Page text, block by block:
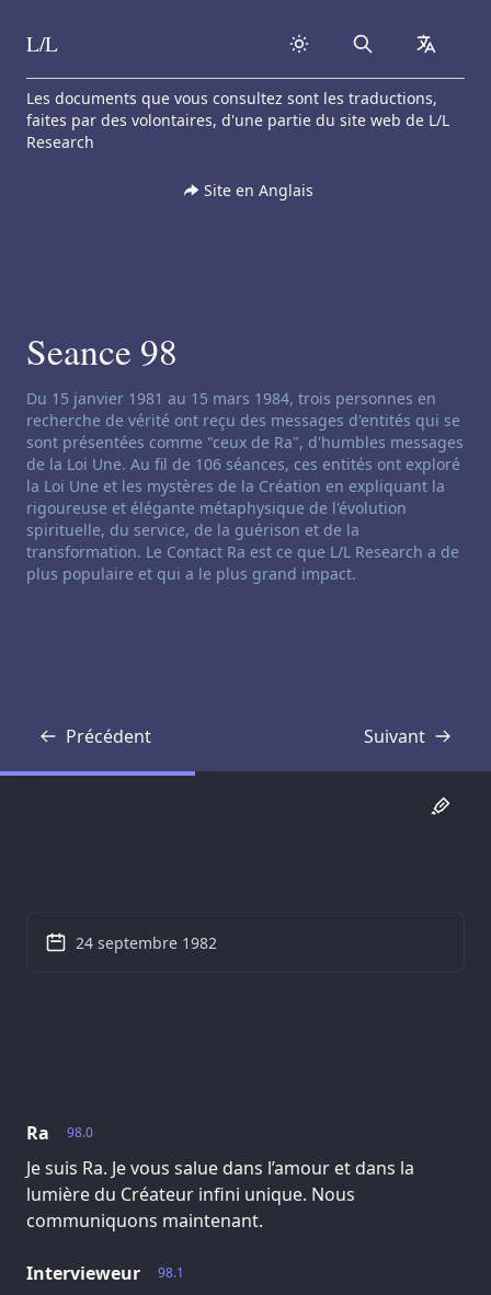
Skip to content
L/L Search
Les documents que vous consultez sont les traductions,
faites par des volontaires, d'une partie du site web de L/L
Research
Site en Anglais
Seance 98
Clause de non-responsabilité concernant le channeling:
Du 15 janvier 1981 au 15 mars 1984, trois personnes en
recherche de vérité ont reçu des messages d'entités qui se
sont présentées comme "ceux de Ra", d'humbles messages
de la Loi Une. Au fil de 106 séances, ces entités ont exploré
la Loi Une et les mystères de la Création en expliquant la
rigoureuse et élégante métaphysique de l'évolution
spirituelle, du service, de la guérison et de la
transformation. Le Contact Ra est ce que L/L Research a de
plus populaire et qui a le plus grand impact.
Précédent
Transcription Suivant
Transcription
98.0
Ra
Je suis Ra. Je vous salue dans l’amour et dans la
lumière du Créateur infini unique. Nous
communiquons maintenant.
98.1
Intervieweur
24 septembre 1982